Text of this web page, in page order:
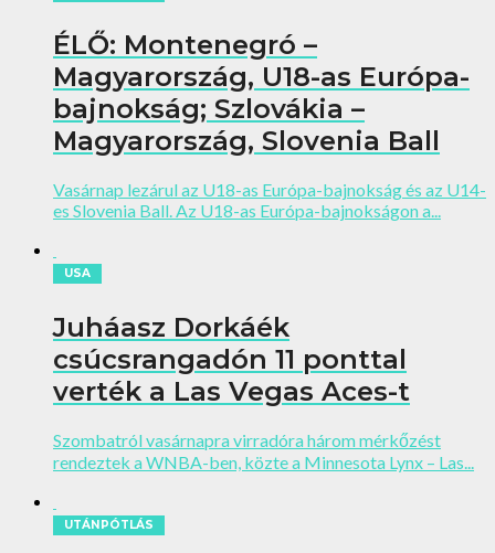
ÉLŐ: Montenegró –
Magyarország, U18-as Európa-
bajnokság; Szlovákia –
Magyarország, Slovenia Ball
Vasárnap lezárul az U18-as Európa-bajnokság és az U14-
es Slovenia Ball. Az U18-as Európa-bajnokságon a...
USA
Juháasz Dorkáék
csúcsrangadón 11 ponttal
verték a Las Vegas Aces-t
Szombatról vasárnapra virradóra három mérkőzést
rendeztek a WNBA-ben, közte a Minnesota Lynx – Las...
UTÁNPÓTLÁS